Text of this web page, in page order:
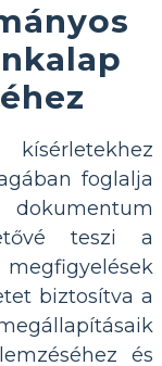
foglalja
teszi a
biztosítva a
és